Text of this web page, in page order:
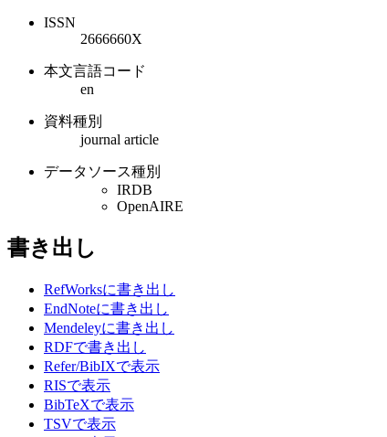
ISSN
2666660X
本文言語コード
en
資料種別
journal article
データソース種別
IRDB
OpenAIRE
書き出し
RefWorksに書き出し
EndNoteに書き出し
Mendeleyに書き出し
RDFで書き出し
Refer/BibIXで表示
RISで表示
BibTeXで表示
TSVで表示